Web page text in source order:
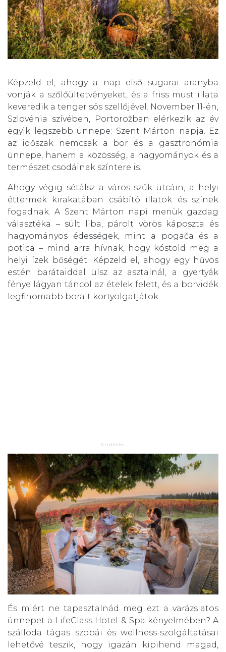
Képzeld el, ahogy a nap első sugarai aranyba
vonják a szőlőültetvényeket, és a friss must illata
keveredik a tenger sós szellőjével. November 11-én,
Szlovénia szívében, Portorožban elérkezik az év
egyik legszebb ünnepe: Szent Márton napja. Ez
az időszak nemcsak a bor és a gasztronómia
ünnepe, hanem a közösség, a hagyományok és a
természet csodáinak színtere is.
Ahogy végig sétálsz a város szűk utcáin, a helyi
éttermek kirakatában csábító illatok és színek
fogadnak. A Szent Márton napi menük gazdag
választéka – sült liba, párolt vörös káposzta és
hagyományos édességek, mint a pogača és a
potica – mind arra hívnak, hogy kóstold meg a
helyi ízek bőségét. Képzeld el, ahogy egy hűvös
estén barátaiddal ülsz az asztalnál, a gyertyák
fénye lágyan táncol az ételek felett, és a borvidék
legfinomabb borait kortyolgatjátok.
És miért ne tapasztalnád meg ezt a varázslatos
ünnepet a LifeClass Hotel & Spa kényelmében? A
szálloda tágas szobái és wellness-szolgáltatásai
lehetővé teszik, hogy igazán kipihend magad,